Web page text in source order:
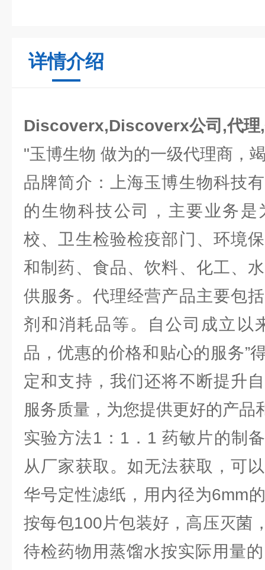
详情介绍
Discoverx,Discoverx公司,代理
"玉博生物 做为的一级代理商，
品牌简介：上海玉博生物科技
的生物科技公司，主要业务
校、卫生检验检疫部门、环境
和制药、食品、饮料、化工、
供服务。代理经营产品主要包
剂和消耗品等。自公司成立以
品，优惠的价格和贴心的服务”
定和支持，我们还将不断提升
服务质量，为您提供更好的产品
实验方法1：1．1 药敏片的制
从厂家获取。如无法获取，可
华号定性滤纸，用内径为6mm
按每包100片包装好，高压灭菌
待检药物用蒸馏水按实际用量